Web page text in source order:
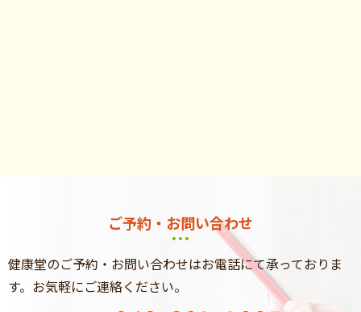
ご予約・お問い合わせ
健康堂のご予約・お問い合わせはお電話にて承っておりま
す。 お気軽にご連絡ください。